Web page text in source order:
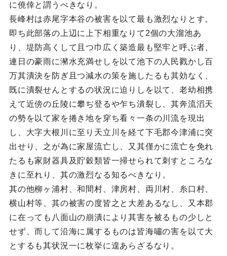
に僥倖と謂うべきなり。
長峰村は赤尾字本谷の被害を以て最も激烈なりとす。
即ち此部落の上辺に上下相重なりて2個の大溜池あ
り、堤防高くして且つ巾広く築造最も堅牢と呼ぶ者、
連日の豪雨に瀦水充満せしを以て池下の人民戮かし百
万其潰決を防ぎ且つ減水の策を施したるも其効なく、
既に潰裂せんとするの状況に迫りしを以て、老幼相携
えて近傍の丘陵に攀ぢ登るや乍ち潰裂し、其奔流滔天
の勢を以て家を捲き地を穿ち看々一条の川流を現出
し、大字大根川に至り天立川を経て下毛郡今津浦に突
出せり、之が為に家屋流亡し、又其僅かに流亡を免れ
たるも家財器具及貯穀類皆一掃せられて刺すところな
きに至れり、其の激烈なる知るべきなり。
其の他柳ヶ浦村、和間村、津房村、両川村、糸口村、
横山村等、其の被害の度皆之と大差あるなし、又本郡
に在っても八面山の崩潰により其害を被るもの少しと
せず、而して沿海に属するものは皆海嘯の害を以て大
とするも其状況一に枚挙に遑あらざるなり。